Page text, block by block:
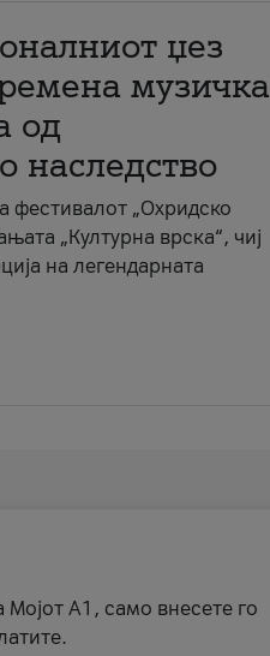
џез
музичка
од
наследство
фестивалот „Охридско
„Културна врска“, чиј
на легендарната
Мојот А1, само внесете го